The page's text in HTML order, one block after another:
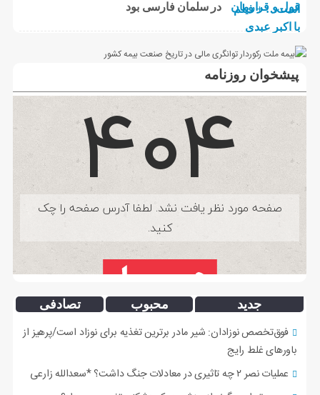
در سلمان فارسی بود
پیشخوان روزنامه
جدید محبوب تصادفی
فوق‌تخصص نوزادان: شیر مادر برترین تغذیه برای نوزاد است/پرهیز از
باورهای غلط رایج
عملیات نصر ۲ چه تاثیری در معادلات جنگ داشت؟ *سعدالله زارعی